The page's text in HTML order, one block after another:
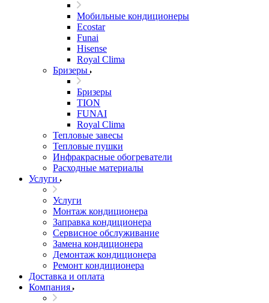
Мобильные кондиционеры
Ecostar
Funai
Hisense
Royal Clima
Бризеры
Бризеры
TION
FUNAI
Royal Clima
Тепловые завесы
Тепловые пушки
Инфракрасные обогреватели
Расходные материалы
Услуги
Услуги
Монтаж кондиционера
Заправка кондиционера
Сервисное обслуживание
Замена кондиционера
Демонтаж кондиционера
Ремонт кондиционера
Доставка и оплата
Компания